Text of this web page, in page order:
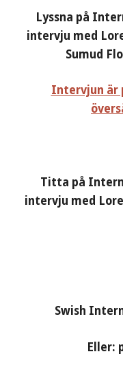
Lyssna på
intervju med
Sumud
Intervjun är
Titta på
intervju med
Swish
Eller: